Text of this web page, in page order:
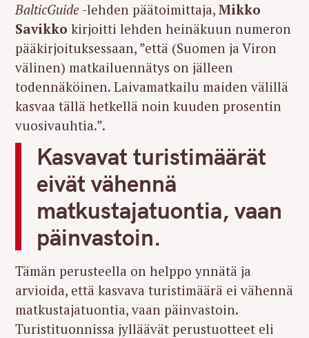
BalticGuide -lehden päätoimittaja, Mikko
Savikko kirjoitti lehden heinäkuun numeron
pääkirjoituksessaan, ”että (Suomen ja Viron
välinen) matkailuennätys on jälleen
todennäköinen. Laivamatkailu maiden välillä
kasvaa tällä hetkellä noin kuuden prosentin
vuosivauhtia.”.
Kasvavat turistimäärät
eivät vähennä
matkustajatuontia, vaan
päinvastoin.
Tämän perusteella on helppo ynnätä ja
arvioida, että kasvava turistimäärä ei vähennä
matkustajatuontia, vaan päinvastoin.
Turistituonnissa jylläävät perustuotteet eli